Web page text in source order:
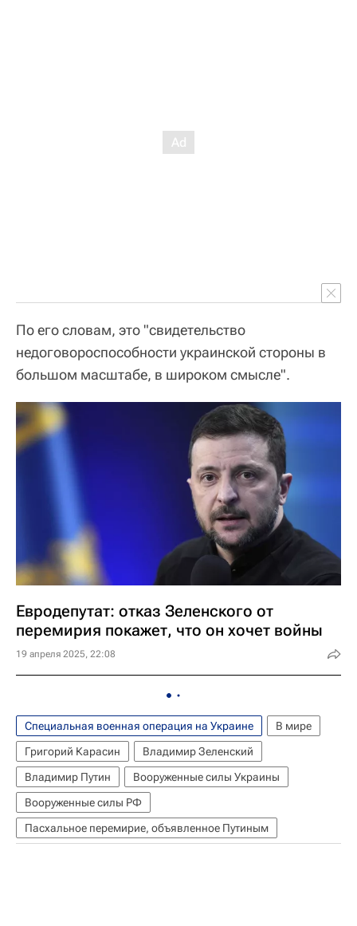
По его словам, это "свидетельство
недоговороспособности украинской стороны в
большом масштабе, в широком смысле".
Евродепутат: отказ Зеленского от
перемирия покажет, что он хочет войны
19 апреля 2025, 22:08
Специальная военная операция на Украине
В мире
Григорий Карасин
Владимир Зеленский
Владимир Путин
Вооруженные силы Украины
Вооруженные силы РФ
Пасхальное перемирие, объявленное Путиным